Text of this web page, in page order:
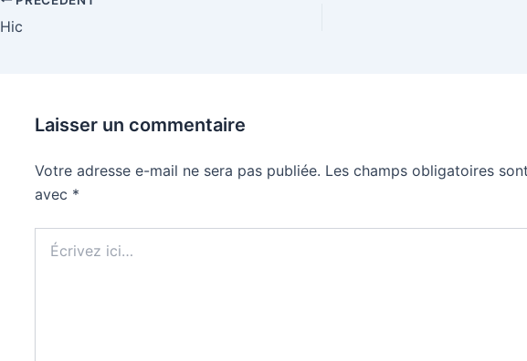
Hic
Laisser un commentaire
Votre adresse e-mail ne sera pas publiée. Les champs obligatoires
avec *
ici…